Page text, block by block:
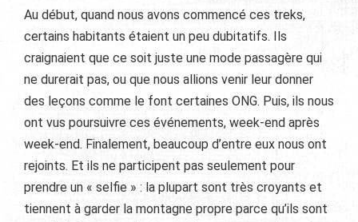
Au début, quand nous avons commencé ces treks,
certains habitants étaient un peu dubitatifs. Ils
craignaient que ce soit juste une mode passagère qui
ne durerait pas, ou que nous allions venir leur donner
des leçons comme le font certaines ONG. Puis, ils nous
ont vus poursuivre ces événements, week-end après
week-end. Finalement, beaucoup d’entre eux nous ont
rejoints. Et ils ne participent pas seulement pour
prendre un « selfie » : la plupart sont très croyants et
tiennent à garder la montagne propre parce qu’ils sont